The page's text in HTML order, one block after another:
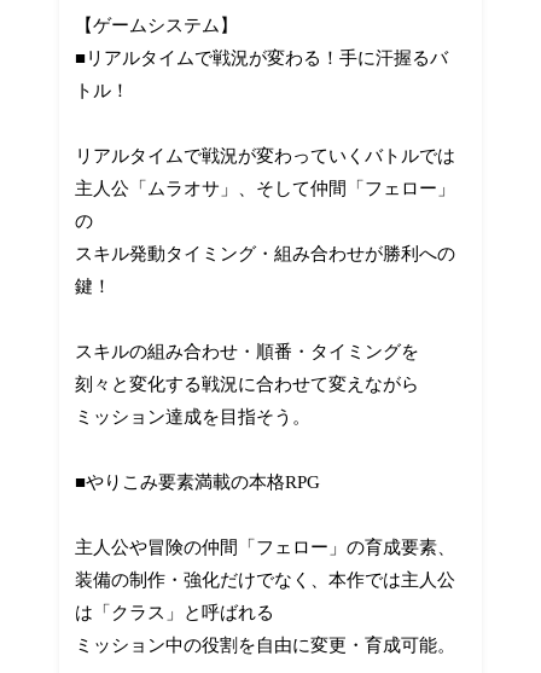
【ゲームシステム】
■リアルタイムで戦況が変わる！手に汗握るバ
トル！
リアルタイムで戦況が変わっていくバトルでは
主人公「ムラオサ」、そして仲間「フェロー」
の
スキル発動タイミング・組み合わせが勝利への
鍵！
スキルの組み合わせ・順番・タイミングを
刻々と変化する戦況に合わせて変えながら
ミッション達成を目指そう。
■やりこみ要素満載の本格RPG
主人公や冒険の仲間「フェロー」の育成要素、
装備の制作・強化だけでなく、本作では主人公
は「クラス」と呼ばれる
ミッション中の役割を自由に変更・育成可能。